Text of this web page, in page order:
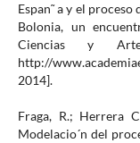
Espan˜ a y el proceso
Bolonia, un
Ciencias y
http://
2014].
Fraga, R.; Herrera
Modelacio´n del